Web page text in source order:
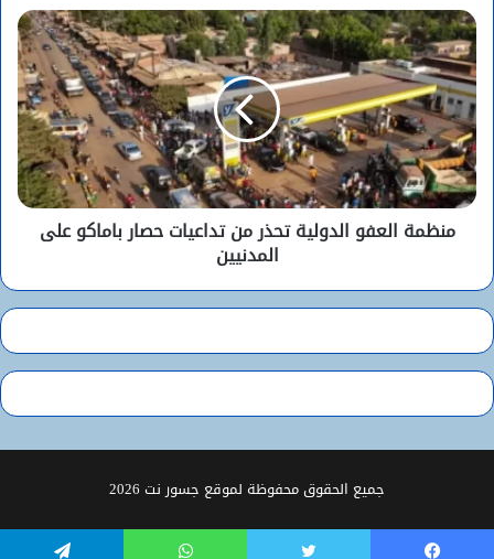
منظمة العفو الدولية تحذر من تداعيات حصار باماكو على
المدنيين
جميع الحقوق محفوظة لموقع جسور نت 2026